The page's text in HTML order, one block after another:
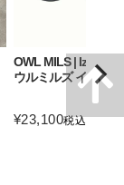
OWL MILS | Izanagi
ウルミルズ イザナギ
¥23,100税込